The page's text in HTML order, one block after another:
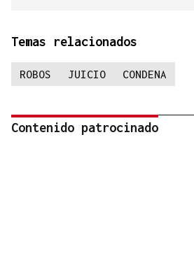
Temas relacionados
ROBOS JUICIO CONDENA
Contenido patrocinado